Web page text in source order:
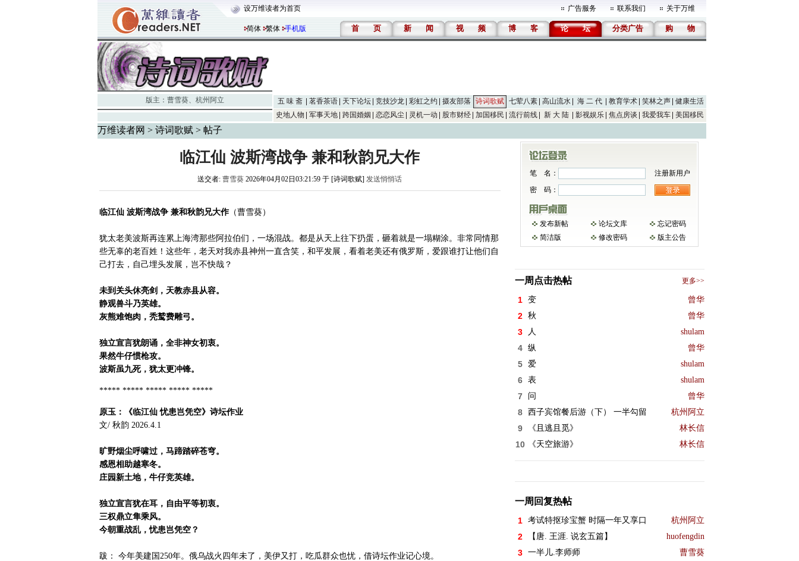
设万维读者为首页 广告服务 联系我们 关于万维
简体 繁体 手机版 首 页 新 闻 视 频 博 客 论 坛 分类广告 购 物
版主： 曹雪葵、 杭州阿立 五 味 斋 茗香茶语 天下论坛 竞技沙龙 彩虹之约 摄友部落 诗词歌赋 七荤八素 高山流水 海 二 代 教育学术 笑林之声
健康生活
史地人物
军事天地 跨国婚姻 恋恋风尘 灵机一动 股市财经 加国移民 流行前线 新 大 陆 影视娱乐 焦点房谈 我爱我车 美国移民
万维读者网 > 诗词歌赋> 帖子
临江仙 波斯湾战争 兼和秋韵兄大作
送交者: 曹雪葵 2026年04月02日03:21:59 于 [诗词歌赋] 发送悄悄话
临江仙 波斯湾战争 兼和秋韵兄大作（曹雪葵）
犹太老美波斯再连累上海湾那些阿拉伯们，一场混战。都是从天上往下扔蛋，砸着就是一塌糊涂。非常同情那
些无辜的老百姓！这些年，老天对我赤县神州一直含笑，和平发展，看着老美还有俄罗斯，爱跟谁打让他们自
己打去，自己埋头发展，岂不快哉？
未到关头休亮剑，天教赤县从容。
静观兽斗乃英雄。
灰熊难饱肉，秃鹫费雕弓。
独立宣言犹朗诵，全非神女初衷。
果然牛仔惯枪攻。
波斯虽九死，犹太更冲锋。
***** ***** ***** ***** *****
原玉：《临江仙 忧患岂凭空》诗坛作业
文/ 秋韵 2026.4.1
旷野烟尘呼啸过，马蹄踏碎苍穹。
感恩相助越寒冬。
庄园新土地，牛仔竞英雄。
独立宣言犹在耳，自由平等初衷。
三权鼎立隼乘风。
今朝重战乱，忧患岂凭空？
跋： 今年美建国250年。俄乌战火四年未了，美伊又打，吃瓜群众也忧，借诗坛作业记心境。
笔 名：
注册新用户
密 码：
发布新帖 论坛文库
忘记密码
简洁版
修改密码 版主公告
一周点击热帖 更多>>
1 变 曾华
2 秋 曾华
3 人 shulam
4 纵 曾华
5 爱 shulam
6 表 shulam
7 问 曾华
8 西子宾馆餐后游（下） 一半勾留 杭州阿立
9 《且逃且觅》 林长信
10 《天空旅游》 林长信
一周回复热帖
1 考试特抠珍宝蟹 时隔一年又享口 杭州阿立
2 【唐. 王涯. 说玄五篇】 huofengdin
3 一半儿.李师师 曹雪葵